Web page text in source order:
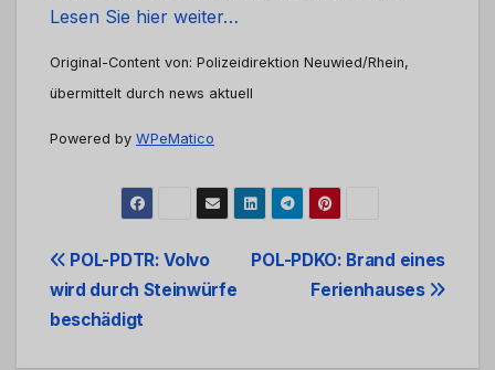
Lesen Sie hier weiter…
Original-Content von: Polizeidirektion Neuwied/Rhein,
übermittelt durch news aktuell
Powered by WPeMatico
Beitrags-
Navigation
POL-PDKO: Brand eines
Ferienhauses
POL-PDTR: Volvo
wird durch Steinwürfe
beschädigt